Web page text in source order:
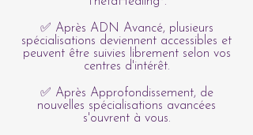
✅ Après ADN Avancé, plusieurs
spécialisations deviennent accessibles et
peuvent être suivies librement selon vos
centres d'intérêt.
✅ Après Approfondissement, de
nouvelles spécialisations avancées
s'ouvrent à vous.